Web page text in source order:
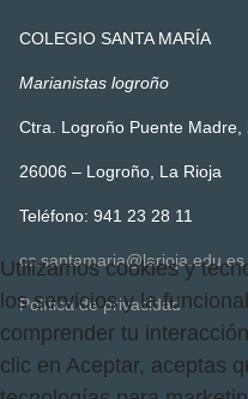
COLEGIO SANTA MARÍA
Marianistas logroño
Ctra. Logroño Puente Madre,
26006 – Logroño, La Rioja
Teléfono: 941 23 28 11
cc.santamaria@larioja.edu.es
Política de privacidad
Utilizamos cookies y
los servicios y la
comprender tu
clic en Aceptar, aceptas